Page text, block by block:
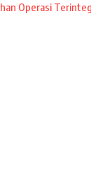
Operasi